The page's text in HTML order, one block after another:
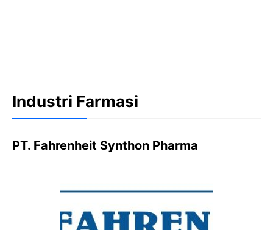
Industri Farmasi
PT. Fahrenheit Synthon Pharma